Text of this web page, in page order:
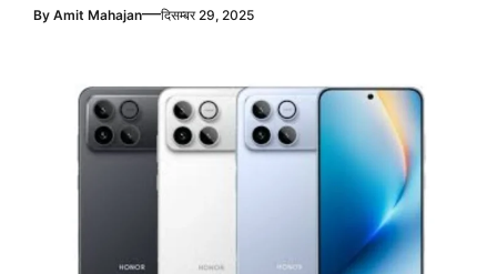
By Amit Mahajan—दिसम्बर 29, 2025